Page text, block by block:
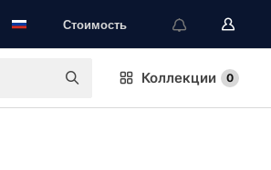
Стоимость
Коллекции 0